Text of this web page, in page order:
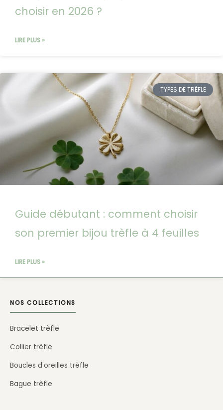
choisir en 2026 ?
LIRE PLUS »
TYPES DE TRÈFLE
Guide débutant : comment choisir
son premier bijou trèfle à 4 feuilles
LIRE PLUS »
NOS COLLECTIONS
Bracelet trèfle
Collier trèfle
Boucles d'oreilles trèfle
Bague trèfle